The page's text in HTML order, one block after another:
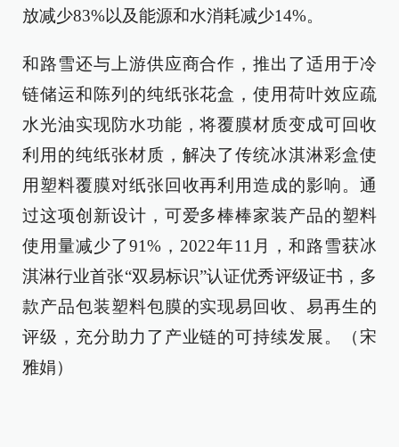
放减少83%以及能源和水消耗减少14%。
和路雪还与上游供应商合作，推出了适用于冷
链储运和陈列的纯纸张花盒，使用荷叶效应疏
水光油实现防水功能，将覆膜材质变成可回收
利用的纯纸张材质，解决了传统冰淇淋彩盒使
用塑料覆膜对纸张回收再利用造成的影响。通
过这项创新设计，可爱多棒棒家装产品的塑料
使用量减少了91%，2022年11月，和路雪获冰
淇淋行业首张“双易标识”认证优秀评级证书，多
款产品包装塑料包膜的实现易回收、易再生的
评级，充分助力了产业链的可持续发展。（宋
雅娟）